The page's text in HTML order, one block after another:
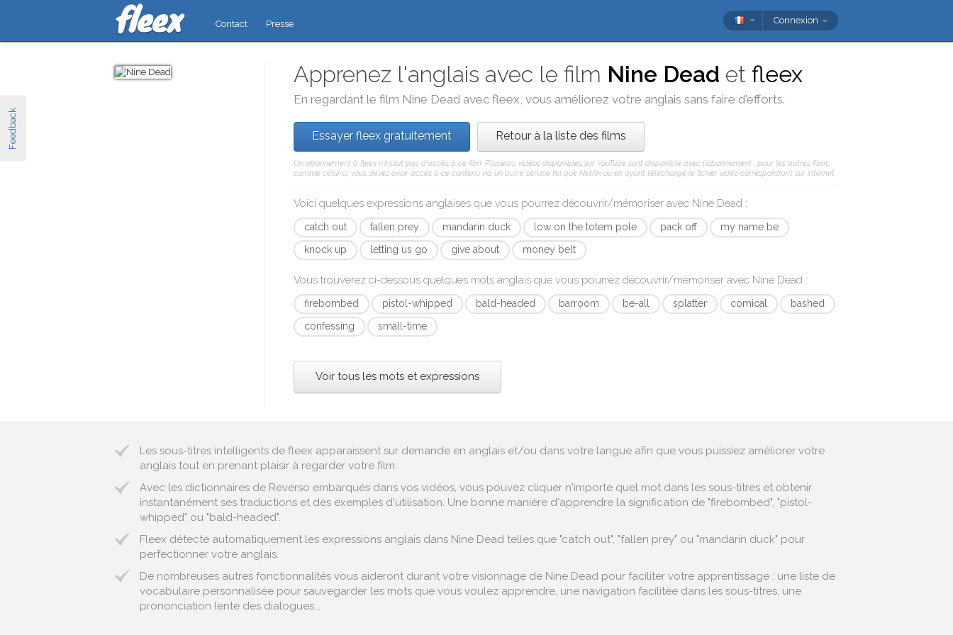
Feedback
Contact Presse Connexion
Apprenez l'anglais avec le film Nine Dead etfleex
En regardant le film Nine Dead avecfleex, vous améliorez votre anglais sans faire d'efforts.
Essayer fleex gratuitement Retour à la liste des films
Un abonnement à fleex n'inclut pas d'accès à ce film. Plusieurs vidéos disponibles sur YouTube sont disponible avec l'abonnement ; pour les autres films
comme celui-ci, vous devez avoir accès à ce contenu via un autre service tel que Netflix ou en ayant téléchargé le fichier vidéo correspondant sur internet.
Voici quelques expressions anglaises que vous pourrez découvrir/mémoriser avec Nine Dead :
catch out fallen prey mandarin duck low on the totem pole pack off
my name be
knock up
letting us go give about money belt
Vous trouverez ci-dessous quelques mots anglais que vous pourrez découvrir/mémoriser avec Nine Dead :
firebombed pistol-whipped bald-headed barroom be-all splatter comical
bashed
confessing
small-time
Voir tous les mots et expressions
Les sous-titres intelligents de fleex apparaissent sur demande en anglais et/ou dans votre langue afin que vous puissiez améliorer votre
anglais tout en prenant plaisir à regarder votre film.
Avec les dictionnaires de Reverso embarqués dans vos vidéos, vous pouvez cliquer n'importe quel mot dans les sous-titres et obtenir
instantanément ses traductions et des exemples d'utilisation. Une bonne manière d'apprendre la signification de "firebombed", "pistol-
whipped" ou "bald-headed".
Fleex détecte automatiquement les expressions anglais dans Nine Dead telles que "catch out", "fallen prey" ou "mandarin duck" pour
perfectionner votre anglais.
De nombreuses autres fonctionnalités vous aideront durant votre visionnage de Nine Dead pour faciliter votre apprentissage : une liste de
vocabulaire personnalisée pour sauvegarder les mots que vous voulez apprendre, une navigation facilitée dans les sous-titres, une
prononciation lente des dialogues...